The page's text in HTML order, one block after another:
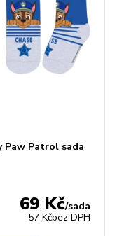
Paw Patrol sada
69 Kč/sada
57 Kčbez DPH